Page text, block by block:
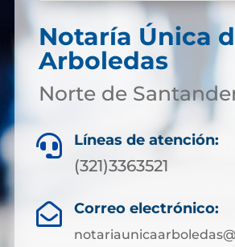
Notaría Única
Arboledas
Norte de
 Líneas de atención:
(321)3363521
 Correo electrónico: